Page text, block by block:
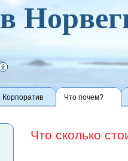
Корпоратив Что почем?
Что сколько